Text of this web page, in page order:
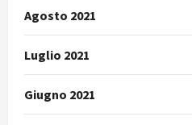
Agosto 2021
Luglio 2021
Giugno 2021